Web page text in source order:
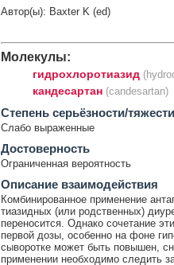
Автор(ы): Baxter K (ed)
Молекулы:
гидрохлоротиазид
кандесартан (candesartan)
Cтепень серьёзности/тяжести
Слабо выраженные
Достоверность
Ограниченная вероятность
Описание взаимодействия
Комбинированное применение
тиазидных (или родственных)
переносится. Однако сочетание
первой дозы, особенно на фоне
сыворотке может быть повышен,
применении необходимо следить